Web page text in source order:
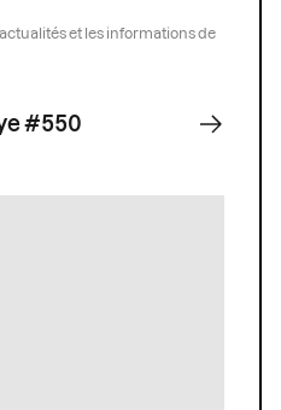
actualités et les informations de
#550